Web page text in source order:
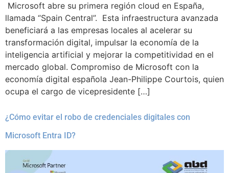
Microsoft abre su primera región cloud en España,
llamada “Spain Central”. Esta infraestructura avanzada
beneficiará a las empresas locales al acelerar su
transformación digital, impulsar la economía de la
inteligencia artificial y mejorar la competitividad en el
mercado global. Compromiso de Microsoft con la
economía digital española Jean-Philippe Courtois, quien
ocupa el cargo de vicepresidente […]
¿Cómo evitar el robo de credenciales digitales con
Microsoft Entra ID?